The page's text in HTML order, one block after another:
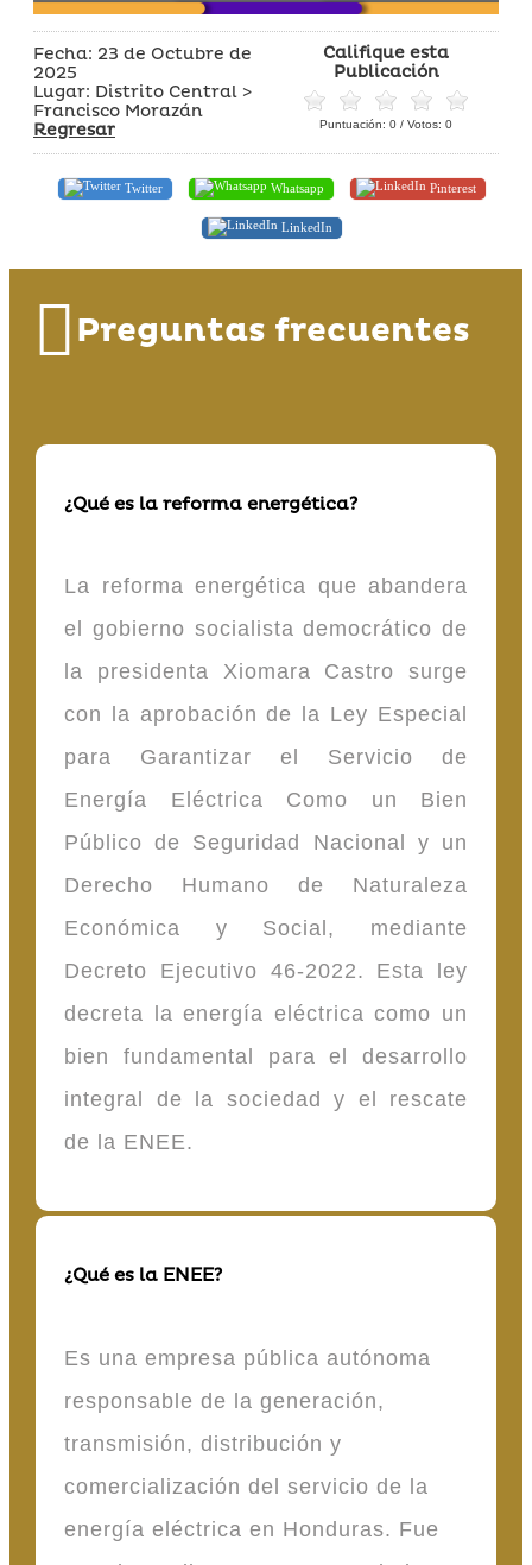
Fecha: 23 de Octubre de
2025
Lugar: Distrito Central >
Francisco Morazán
Regresar
Califique esta
Publicación
Puntuación: 0 / Votos: 0
Twitter Whatsapp Pinterest
LinkedIn
Preguntas frecuentes
¿Qué es la reforma energética?
La reforma energética que abandera
el gobierno socialista democrático de
la presidenta Xiomara Castro surge
con la aprobación de la Ley Especial
para Garantizar el Servicio de
Energía Eléctrica Como un Bien
Público de Seguridad Nacional y un
Derecho Humano de Naturaleza
Económica y Social, mediante
Decreto Ejecutivo 46-2022. Esta ley
decreta la energía eléctrica como un
bien fundamental para el desarrollo
integral de la sociedad y el rescate
de la ENEE.
¿Qué es la ENEE?
Es una empresa pública autónoma
responsable de la generación,
transmisión, distribución y
comercialización del servicio de la
energía eléctrica en Honduras. Fue